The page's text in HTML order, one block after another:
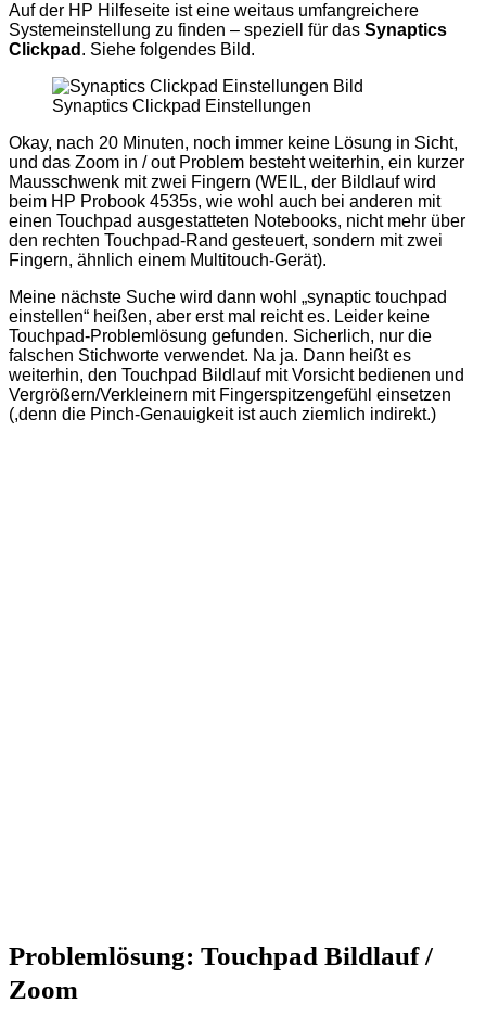
Auf der HP Hilfeseite ist eine weitaus umfangreichere
Systemeinstellung zu finden – speziell für das Synaptics
Clickpad . Siehe folgendes Bild.
Synaptics Clickpad Einstellungen
Okay, nach 20 Minuten, noch immer keine Lösung in Sicht,
und das Zoom in / out Problem besteht weiterhin, ein kurzer
Mausschwenk mit zwei Fingern (WEIL, der Bildlauf wird
beim HP Probook 4535s, wie wohl auch bei anderen mit
einen Touchpad ausgestatteten Notebooks, nicht mehr über
den rechten Touchpad-Rand gesteuert, sondern mit zwei
Fingern, ähnlich einem Multitouch-Gerät).
Meine nächste Suche wird dann wohl „synaptic touchpad
einstellen“ heißen, aber erst mal reicht es. Leider keine
Touchpad-Problemlösung gefunden. Sicherlich, nur die
falschen Stichworte verwendet. Na ja. Dann heißt es
weiterhin, den Touchpad Bildlauf mit Vorsicht bedienen und
Vergrößern/Verkleinern mit Fingerspitzengefühl einsetzen
(,denn die Pinch-Genauigkeit ist auch ziemlich indirekt.)
Problemlösung: Touchpad Bildlauf /
Zoom